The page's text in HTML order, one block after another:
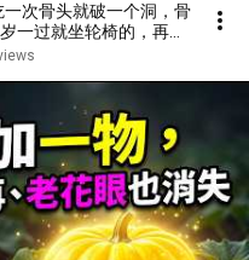
次骨头就破一个洞，骨
一过就坐轮椅的，再喜